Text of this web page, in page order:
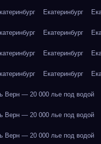
Екатеринбург
Екатеринбург
Екатеринбург
Екатеринбург
Верн — 20 000 лье под водой
Верн — 20 000 лье под водой
Верн — 20 000 лье под водой